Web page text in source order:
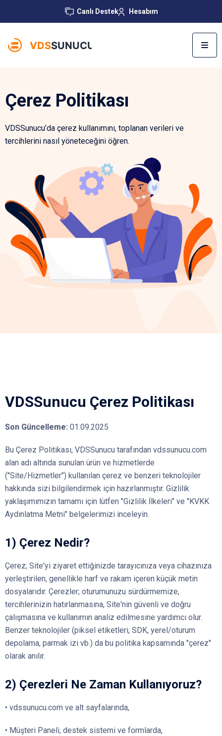
Canlı Destek Hesabım
Çerez Politikası
VDSSunucu’da çerez kullanımını, toplanan verileri ve
tercihlerini nasıl yöneteceğini öğren.
VDSSunucu Çerez Politikası
Son Güncelleme: 01.09.2025
Bu Çerez Politikası, VDSSunucu tarafından vdssunucu.com
alan adı altında sunulan ürün ve hizmetlerde
("Site/Hizmetler") kullanılan çerez ve benzeri teknolojiler
hakkında sizi bilgilendirmek için hazırlanmıştır. Gizlilik
yaklaşımımızın tamamı için lütfen "Gizlilik İlkeleri" ve "KVKK
Aydınlatma Metni" belgelerimizi inceleyin.
1) Çerez Nedir?
Çerez; Site'yi ziyaret ettiğinizde tarayıcınıza veya cihazınıza
yerleştirilen, genellikle harf ve rakam içeren küçük metin
dosyalarıdır. Çerezler; oturumunuzu sürdürmemize,
tercihlerinizin hatırlanmasına, Site'nin güvenli ve doğru
çalışmasına ve kullanımın analiz edilmesine yardımcı olur.
Benzer teknolojiler (piksel etiketleri, SDK, yerel/oturum
depolama, parmak izi vb.) da bu politika kapsamında "çerez"
olarak anılır.
2) Çerezleri Ne Zaman Kullanıyoruz?
• vdssunucu.com ve alt sayfalarında,
• Müşteri Paneli, destek sistemi ve formlarda,